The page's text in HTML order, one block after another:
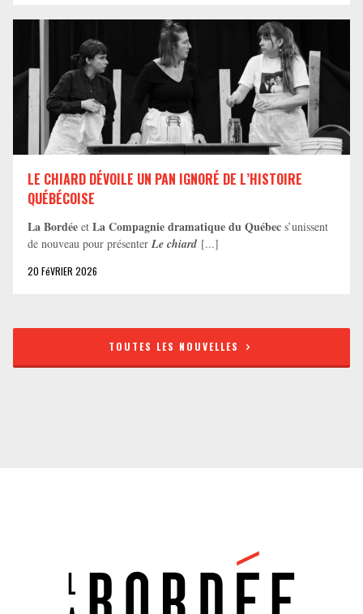
LE CHIARD DÉVOILE UN PAN IGNORÉ DE L’HISTOIRE
QUÉBÉCOISE
La Bordée et La Compagnie dramatique du Québec s’unissent
de nouveau pour présenter Le chiard [...]
20 FéVRIER 2026
TOUTES LES NOUVELLES